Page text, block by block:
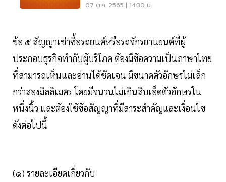
07 ต.ค. 2565 | 14:30 น.
ข้อ ๕ สัญญาเช่าซื้อรถยนต์หรือรถจักรยานยนต์ที่ผู้
ประกอบธุรกิจทำกับผู้บริโภค ต้องมีข้อความเป็นภาษาไทย
ที่สามารถเห็นและอ่านได้ชัดเจน มีขนาดตัวอักษรไม่เล็ก
กว่าสองมิลลิเมตร โดยมีจนวนไม่เกินสิบเอ็ดตัวอักษรใน
หนึ่งนิ้ว และต้องใช้ข้อสัญญาที่มีสาระสำคัญและเงื่อนไข
ดังต่อไปนี้
(๑) รายละเอียดเกี่ยวกับ